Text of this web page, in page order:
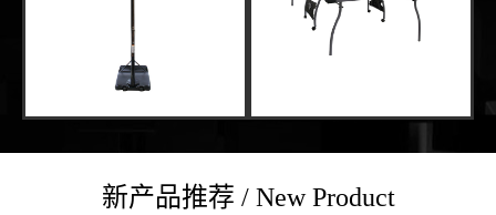
新产品推荐 / New Product